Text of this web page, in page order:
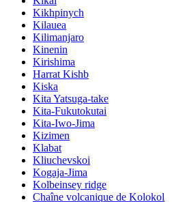
Kikhpinych
Kilauea
Kilimanjaro
Kinenin
Kirishima
Harrat Kishb
Kiska
Kita Yatsuga-take
Kita-Fukutokutai
Kita-Iwo-Jima
Kizimen
Klabat
Kliuchevskoi
Kogaja-Jima
Kolbeinsey ridge
Chaîne volcanique de Kolokol